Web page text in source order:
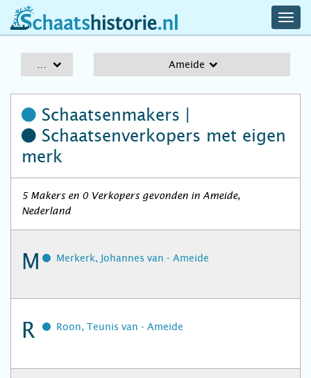
schaatshistorie.nl
Ameide
Schaatsenmakers |
Schaatsenverkopers met eigen
merk
5 Makers en 0 Verkopers gevonden in Ameide,
Nederland
M Merkerk, Johannes van - Ameide
R Roon, Teunis van - Ameide